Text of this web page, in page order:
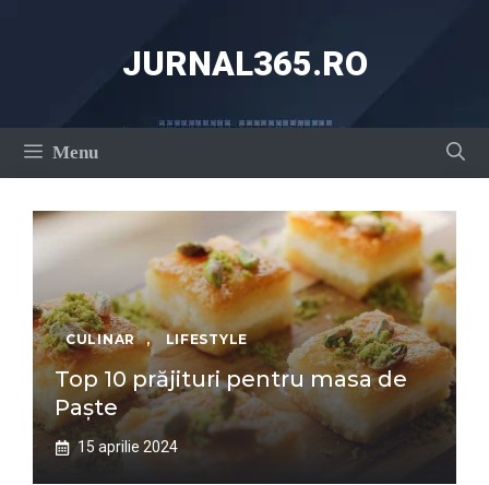
JURNAL365.RO
Menu
CULINAR , LIFESTYLE
Top 10 prăjituri pentru masa de
Paște
15 aprilie 2024